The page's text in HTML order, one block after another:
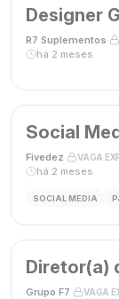
Designer
R7 Suplementos
há 2 meses
Social
Fivedez VAGA
há 2 meses
SOCIAL MEDIA
Diretor(a)
Grupo F7 VAGA